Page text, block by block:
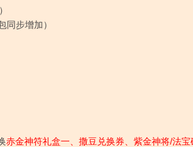
步增加）
赤金神符礼盒一、 撒豆兑换券、紫金神将/法宝